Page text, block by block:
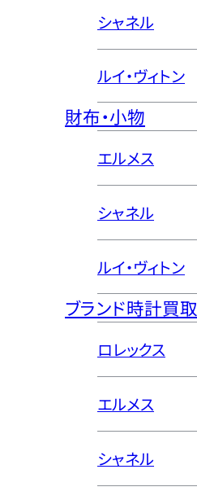
シャネル
ルイ・ヴィトン
財布・小物
エルメス
シャネル
ルイ・ヴィトン
ブランド時計買取
ロレックス
エルメス
シャネル